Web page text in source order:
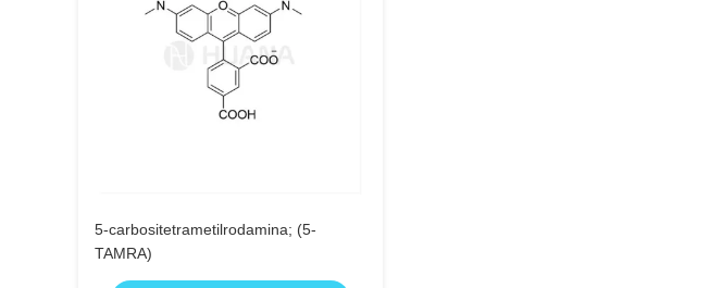
5-carbositetrametilrodamina; (5-
TAMRA)